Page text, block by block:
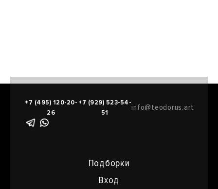
Подборки
Вход
+7 (495) 120-20-
26
+7 (929) 523-54-
51
info@teodorus.art